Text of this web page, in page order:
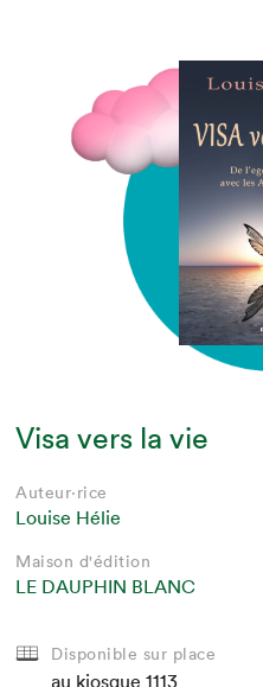
Visa vers la vie
Auteur·rice
Louise Hélie
Maison d'édition
LE DAUPHIN BLANC
Disponible sur place
au kiosque 1113